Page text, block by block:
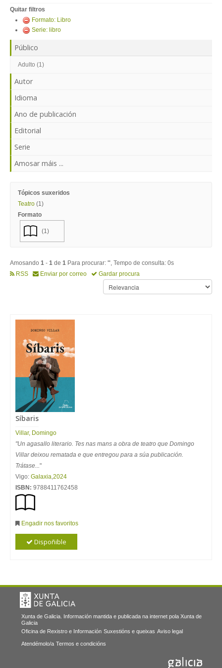
Quitar filtros
Formato: Libro
Serie: libro
Público
Adulto (1)
Autor
Idioma
Ano de publicación
Editorial
Serie
Amosar máis ...
Tópicos suxeridos
Teatro (1)
Formato
(1)
Amosando 1 - 1 de 1 Para procurar: '', Tempo de consulta: 0s
RSS
Enviar por correo Gardar procura
Síbaris
Villar, Domingo
"Un agasallo literario. Tes nas mans a obra de teatro que Domingo
Villar deixou rematada e que entregou para a súa publicación.
Trátase..."
Vigo: Galaxia,2024
ISBN: 9788411762458
Engadir nos favoritos
Dispoñible
Xunta de Galicia. Información mantida e publicada na internet pola Xunta de
Galicia
Oficina de Rexistro e Información Suxestións e queixas Aviso legal
Atendémolo/a Termos e condicións